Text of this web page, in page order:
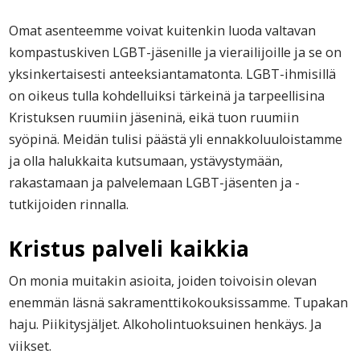
Omat asenteemme voivat kuitenkin luoda valtavan
kompastuskiven LGBT-jäsenille ja vierailijoille ja se on
yksinkertaisesti anteeksiantamatonta. LGBT-ihmisillä
on oikeus tulla kohdelluiksi tärkeinä ja tarpeellisina
Kristuksen ruumiin jäseninä, eikä tuon ruumiin
syöpinä. Meidän tulisi päästä yli ennakkoluuloistamme
ja olla halukkaita kutsumaan, ystävystymään,
rakastamaan ja palvelemaan LGBT-jäsenten ja -
tutkijoiden rinnalla.
Kristus palveli kaikkia
On monia muitakin asioita, joiden toivoisin olevan
enemmän läsnä sakramenttikokouksissamme. Tupakan
haju. Piikitysjäljet. Alkoholintuoksuinen henkäys. Ja
viikset.